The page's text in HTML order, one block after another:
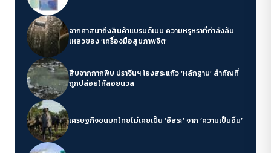
จากศาสนาถึงสินค้าแบรนด์เนม ความหรูหราที่กำลังล้ม
เหลวของ ‘เครื่องมือสุขภาพจิต’
สืบจากกากพิษ ปราจีนฯ โยงสระแก้ว ‘หลักฐาน’ สำคัญที่
ถูกปล่อยให้ลอยนวล
เศรษฐกิจชนบทไทยไม่เคยเป็น ‘อิสระ’ จาก ‘ความเป็นอื่น’